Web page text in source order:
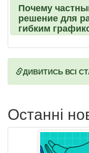
Почему
решение для
гибким
ДИВИТИСЬ ВСІ
Останні